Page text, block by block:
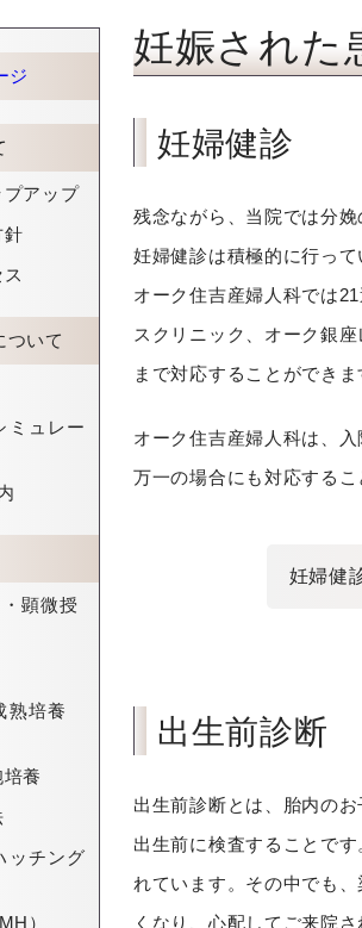
妊娠された
妊婦健診
残念ながら、当院では分娩
妊婦健診は積極的に行って
オーク住吉産婦人科では
スクリニック、オーク銀
まで対応することができま
オーク住吉産婦人科は、
万一の場合にも対応するこ
妊婦健
出生前診断
出生前診断とは、胎内の
出生前に検査することで
れています。その中でも
くなり、心配してご来院
ジ
アップ
針
ついて
ミュレー
顕微授
熟培養
養
ッチング
）